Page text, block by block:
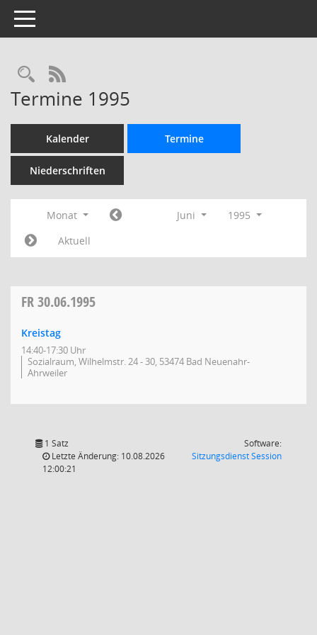
Toggle navigation
Rechercheauswahl
RSS-Feed
Termine 1995
Kalender Termine
Niederschriften
Monat Juni
1995
Aktuell
FR30.06.1995
Kreistag
14:40-17:30 Uhr
Sozialraum, Wilhelmstr. 24 - 30, 53474 Bad Neuenahr-
Ahrweiler
1 Satz
Letzte Änderung: 10.08.2026
12:00:21
Software:
SitzungsdienstSession(Wird in